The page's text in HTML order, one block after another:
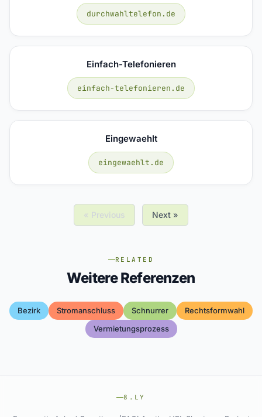
durchwahltelefon.de
Einfach-Telefonieren
einfach-telefonieren.de
Eingewaehlt
eingewaehlt.de
« Previous Next »
RELATED
Weitere Referenzen
Bezirk Stromanschluss Schnurrer
Rechtsformwahl
Vermietungsprozess
8.LY